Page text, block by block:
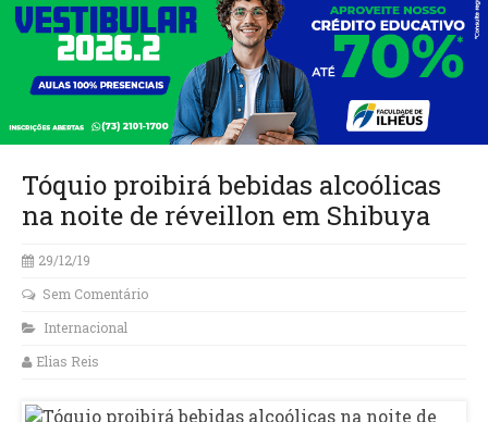
Tóquio proibirá bebidas alcoólicas
na noite de réveillon em Shibuya
29/12/19
Sem Comentário
Internacional
Elias Reis